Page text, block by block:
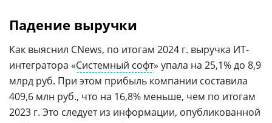
Падение выручки
Как выяснил CNews, по итогам 2024 г. выручка ИТ-
интегратора «Системный софт» упала на 25,1% до 8,9
млрд руб. При этом прибыль компании составила
409,6 млн руб., что на 16,8% меньше, чем по итогам
2023 г. Это следует из информации, опубликованной